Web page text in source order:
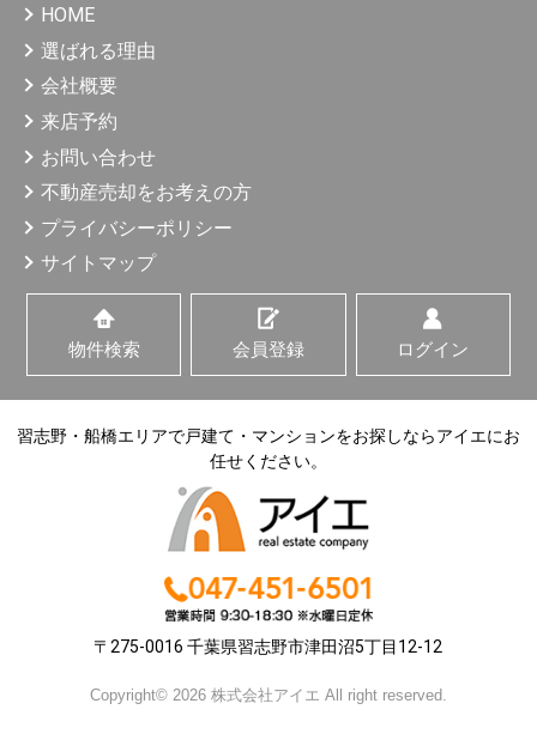
HOME
選ばれる理由
会社概要
来店予約
お問い合わせ
不動産売却をお考えの方
プライバシーポリシー
サイトマップ
物件検索 会員登録 ログイン
習志野・船橋エリアで戸建て・マンションをお探しならアイエにお
任せください。
〒275-0016 千葉県習志野市津田沼5丁目12-12
Copyright© 2026 株式会社アイエ All right reserved.